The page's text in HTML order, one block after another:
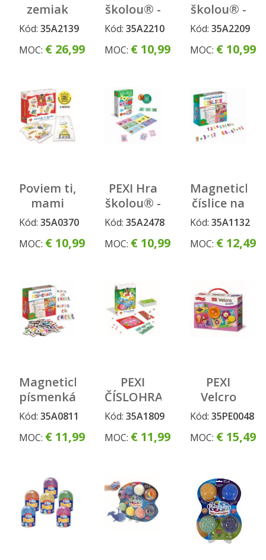
zemiak
FAMILY
Kód: 35A2139
MOC: € 26,99
školou® -
TIENE
Kód: 35A2210
MOC: € 10,99
školou® -
PROTIKLADY
Kód: 35A2209
MOC: € 10,99
Poviem ti,
mami
Kód: 35A0370
MOC: € 10,99
PEXI Hra
školou® -
SPOZNAJ
PO
Kód: 35A2478
MOC: € 10,99
Magnetické
číslice na
chladničku
Kód: 35A1132
MOC: € 12,49
Magnetické
písmenká
na
Kód: 35A0811
MOC: € 11,99
PEXI
ČÍSLOHRANIE
(10 hier v
vzdelávacia
Kód: 35A1809
MOC: € 11,99
PEXI
Velcro
skladačky
(Shapes)
Kód: 35PE0048
MOC: € 15,49